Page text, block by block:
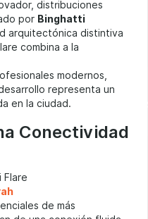
distribuciones
por Binghatti
arquitectónica distintiva
combina a la
modernos,
representa un
en la ciudad.
Conectividad
Flare
de más